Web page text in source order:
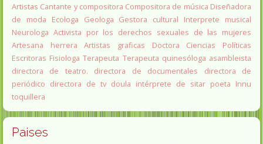
Artistas Cantante y compositora Compositora de música Diseñadora
de moda
Ecologa Geologa Gestora cultural
Interprete musical
Neurologa Activista por los derechos sexuales de las mujeres
Artesana herrera
Artistas graficas
Doctora Ciencias Políticas
Escritoras Fisiologa Terapeuta Terapeuta quinesóloga asambleista
directora de teatro.
directora de documentales
directora de
periódico directora de tv doula intérprete de sitar poeta Innu
toquillera
Paises